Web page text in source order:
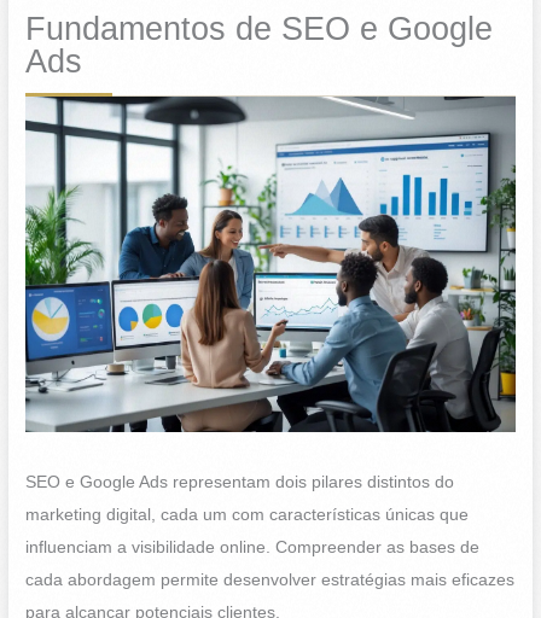
Fundamentos de SEO e Google
Ads
SEO e Google Ads representam dois pilares distintos do
marketing digital, cada um com características únicas que
influenciam a visibilidade online. Compreender as bases de
cada abordagem permite desenvolver estratégias mais eficazes
para alcançar potenciais clientes.